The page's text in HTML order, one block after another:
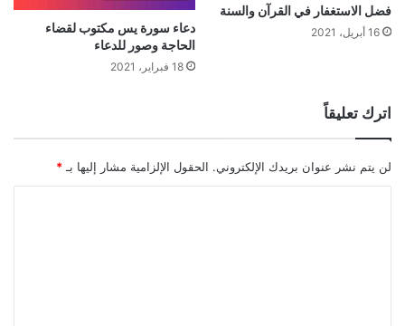
فضل الاستغفار في القرآن والسنة
16 أبريل، 2021
دعاء سورة يس مكتوب لقضاء
الحاجة وصور للدعاء
18 فبراير، 2021
اترك تعليقاً
لن يتم نشر عنوان بريدك الإلكتروني. الحقول الإلزامية مشار إليها بـ *